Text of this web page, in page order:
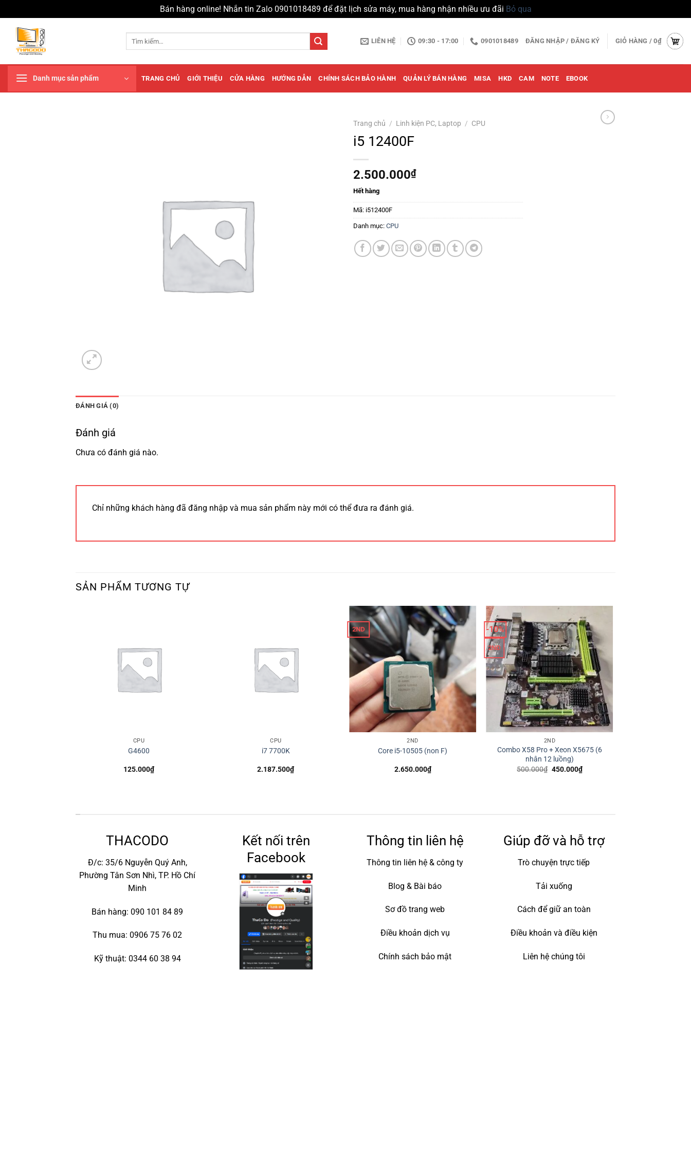
Bán hàng online! Nhắn tin Zalo 0901018489 để đặt lịch sửa máy, mua hàng nhận nhiều ưu đãi Bỏ qua
dung
Tìm
LIÊN HỆ 09:30 - 17:00 0901018489 ĐĂNG NHẬP / ĐĂNG KÝ GIỎ HÀNG /0₫
Danh mục sản phẩm TRANG CHỦ GIỚI THIỆU CỬA HÀNG HƯỚNG DẪN CHÍNH SÁCH BẢO HÀNH QUẢN LÝ BÁN HÀNG MISA HKD CAM NOTE EBOOK
Trang chủ / Linh kiện PC, Laptop / CPU
i5 12400F
2.500.000₫
Hết hàng
Mã: i512400F
Danh mục: CPU
ĐÁNH GIÁ (0)
Đánh giá
Chưa có đánh giá nào.
Chỉ những khách hàng đã đăng nhập và mua sản phẩm này mới có thể đưa ra đánh giá.
SẢN PHẨM TƯƠNG TỰ
CPU
G4600
125.000₫
CPU
i7 7700K
2.187.500₫
2ND
2ND
Core i5-10505 (non F)
2.650.000₫
-10%
2ND
2ND
Combo X58 Pro + Xeon X5675 (6
nhân 12 luồng)
500.000₫ 450.000₫
THACODO
Đ/c: 35/6 Nguyễn Quý Anh,
Phường Tân Sơn Nhì, TP. Hồ Chí
Minh
Bán hàng: 090 101 84 89
Thu mua: 0906 75 76 02
Kỹ thuật: 0344 60 38 94
Kết nối trên
Facebook
Thông tin liên hệ
Thông tin liên hệ & công ty
Blog & Bài báo
Sơ đồ trang web
Điều khoản dịch vụ
Chính sách bảo mật
Giúp đỡ và hỗ trợ
Trò chuyện trực tiếp
Tải xuống
Cách để giữ an toàn
Điều khoản và điều kiện
Liên hệ chúng tôi